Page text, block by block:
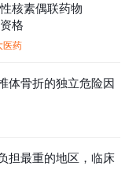
核素偶联药物
格
医药
体骨折的独立危险因
担最重的地区，临床